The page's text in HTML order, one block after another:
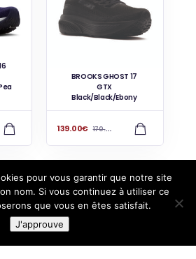
BROOKS GHOST 17
GTX
Black/Black/Ebony
139.00€ 170.00
pour vous garantir que notre site
nom. Si vous continuez à utiliser ce
que vous en êtes satisfait.
J'approuve